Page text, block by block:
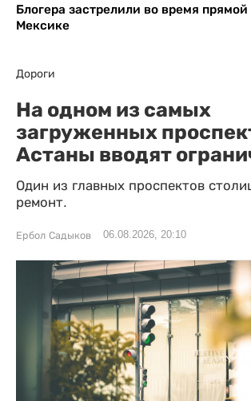
Блогера застрелили во время
Мексике
Дороги
На одном из самых
загруженных
Астаны вводят
Один из главных проспектов
ремонт.
Ербол Садыков 06.08.2026, 20:10